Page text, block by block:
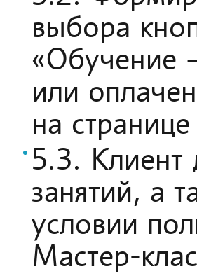
выбора
«Обучение
или
на
5.3. Клиент
занятий, а
условии
Мастер-